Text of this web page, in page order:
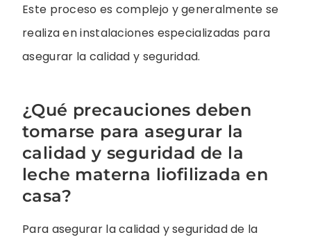
Este proceso es complejo y generalmente se
realiza en instalaciones especializadas para
asegurar la calidad y seguridad.
¿Qué precauciones deben
tomarse para asegurar la
calidad y seguridad de la
leche materna liofilizada en
casa?
Para asegurar la calidad y seguridad de la